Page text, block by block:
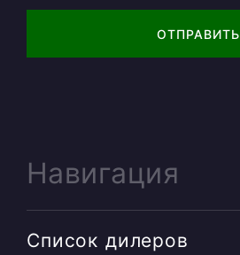
ОТПРАВИТЬ
Навигация
Список дилеров